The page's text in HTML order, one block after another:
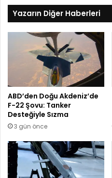
Yazarın Diğer Haberleri
ABD’den Doğu Akdeniz’de
F-22 Şovu: Tanker
Desteğiyle Sızma
3 gün önce